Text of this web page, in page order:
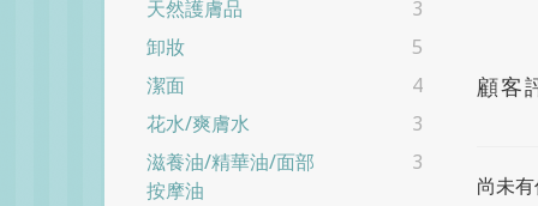
天然護膚品
3
卸妝
5
潔面
4
花水/爽膚水
3
滋養油/精華油/面部
按摩油
3
顧客
尚未